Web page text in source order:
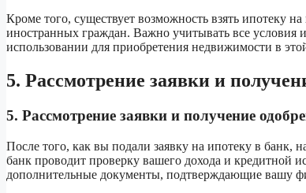
Кроме того, существует возможность взять ипотеку
иностранных граждан. Важно учитывать все условия
использовании для приобретения недвижимости в
5. Рассмотрение заявки и
5. Рассмотрение заявки и получение
После того, как вы подали заявку на ипотеку в банк,
банк проводит проверку вашего дохода и кредитной
дополнительные документы, подтверждающие вашу